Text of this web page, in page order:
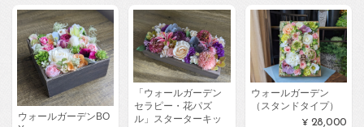
ウォールガーデンBO
「ウォールガーデン
セラピー・花パズ
ル」スターターキッ
ウォールガーデン
（スタンドタイプ）
¥28,000